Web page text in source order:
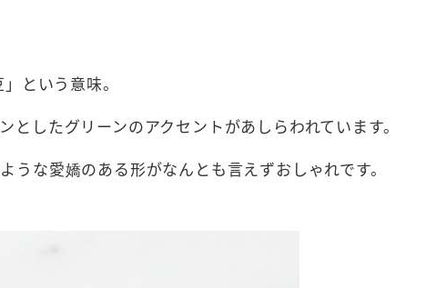
という意味。
したグリーンのアクセントがあしらわれています。
な愛嬌のある形がなんとも言えずおしゃれです。